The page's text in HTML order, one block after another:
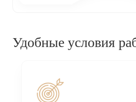
Удобные условия